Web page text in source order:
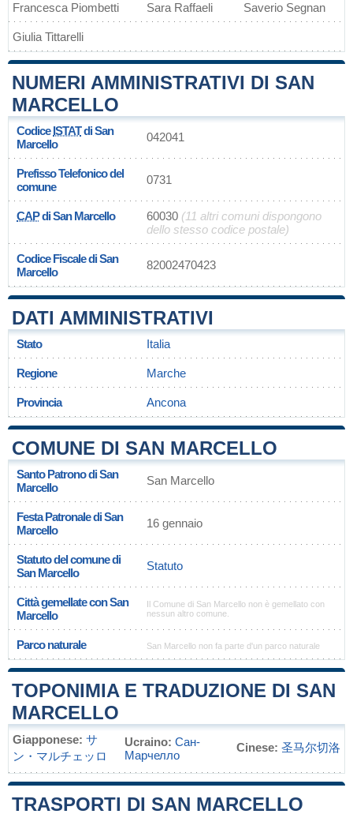
Francesca Piombetti Sara Raffaeli Saverio Segnan
Giulia Tittarelli
NUMERI AMMINISTRATIVI DI SAN
MARCELLO
CodiceISTATdi San
Marcello
042041
Prefisso Telefonico del
comune
0731
CAPdi San Marcello 60030 (11 altri comuni dispongono
dello stesso codice postale)
Codice Fiscale di San
Marcello
82002470423
DATI AMMINISTRATIVI
Stato Italia
Regione Marche
Provincia Ancona
COMUNE DI SAN MARCELLO
Santo Patrono di San
Marcello
San Marcello
Festa Patronale di San
Marcello
16 gennaio
Statuto del comune di
San Marcello
Statuto
Città gemellate con San
Marcello
Il Comune di San Marcello non è gemellato con
nessun altro comune.
Parco naturale San Marcello non fa parte d'un parco naturale
TOPONIMIA E TRADUZIONE DI SAN
MARCELLO
Giapponese: サ
ン・マルチェッロ
Ucraino: Сан-
Марчелло
Cinese: 圣马尔切洛
TRASPORTI DI SAN MARCELLO